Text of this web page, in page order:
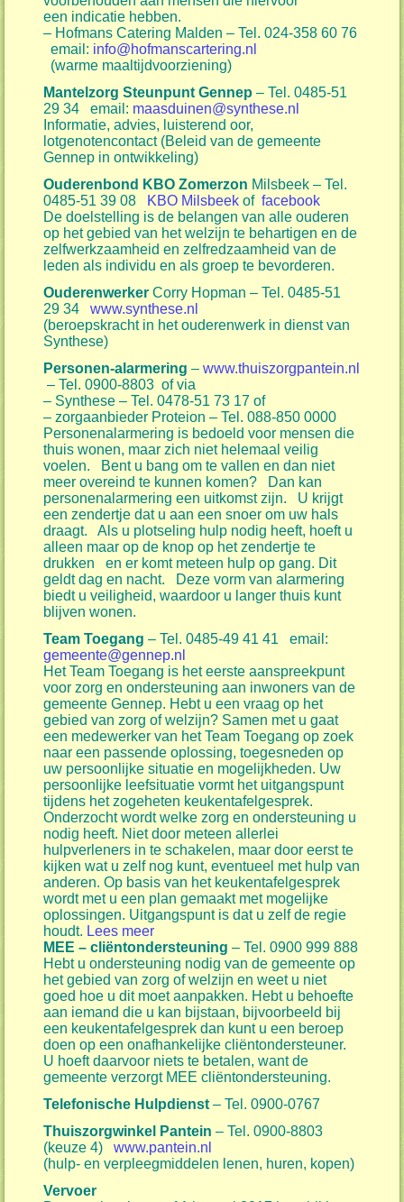
een indicatie hebben.
– Hofmans Catering Malden – Tel. 024-358 60 76
email: info@hofmanscartering.nl
(warme maaltijdvoorziening)
Mantelzorg Steunpunt Gennep – Tel. 0485-51
29 34 email: maasduinen@synthese.nl
Informatie, advies, luisterend oor,
lotgenotencontact (Beleid van de gemeente
Gennep in ontwikkeling)
Ouderenbond KBO Zomerzon Milsbeek – Tel.
0485-51 39 08 KBO Milsbeek offacebook
De doelstelling is de belangen van alle ouderen
op het gebied van het welzijn te behartigen en de
zelfwerkzaamheid en zelfredzaamheid van de
leden als individu en als groep te bevorderen.
Ouderenwerker Corry Hopman – Tel. 0485-51
29 34www.synthese.nl
(beroepskracht in het ouderenwerk in dienst van
Synthese)
Personen-alarmering –www.thuiszorgpantein.nl
– Tel. 0900-8803 of via
– Synthese – Tel. 0478-51 73 17 of
– zorgaanbieder Proteion – Tel. 088-850 0000
Personenalarmering is bedoeld voor mensen die
thuis wonen, maar zich niet helemaal veilig
voelen. Bent u bang om te vallen en dan niet
meer overeind te kunnen komen? Dan kan
personenalarmering een uitkomst zijn. U krijgt
een zendertje dat u aan een snoer om uw hals
draagt. Als u plotseling hulp nodig heeft, hoeft u
alleen maar op de knop op het zendertje te
drukken en er komt meteen hulp op gang. Dit
geldt dag en nacht. Deze vorm van alarmering
biedt u veiligheid, waardoor u langer thuis kunt
blijven wonen.
Team Toegang – Tel. 0485-49 41 41 email:
gemeente@gennep.nl
Het Team Toegang is het eerste aanspreekpunt
voor zorg en ondersteuning aan inwoners van de
gemeente Gennep. Hebt u een vraag op het
gebied van zorg of welzijn? Samen met u gaat
een medewerker van het Team Toegang op zoek
naar een passende oplossing, toegesneden op
uw persoonlijke situatie en mogelijkheden. Uw
persoonlijke leefsituatie vormt het uitgangspunt
tijdens het zogeheten keukentafelgesprek.
Onderzocht wordt welke zorg en ondersteuning u
nodig heeft. Niet door meteen allerlei
hulpverleners in te schakelen, maar door eerst te
kijken wat u zelf nog kunt, eventueel met hulp van
anderen. Op basis van het keukentafelgesprek
wordt met u een plan gemaakt met mogelijke
oplossingen. Uitgangspunt is dat u zelf de regie
houdt. Lees meer
MEE – cliëntondersteuning – Tel. 0900 999 888
Hebt u ondersteuning nodig van de gemeente op
het gebied van zorg of welzijn en weet u niet
goed hoe u dit moet aanpakken. Hebt u behoefte
aan iemand die u kan bijstaan, bijvoorbeeld bij
een keukentafelgesprek dan kunt u een beroep
doen op een onafhankelijke cliëntondersteuner.
U hoeft daarvoor niets te betalen, want de
gemeente verzorgt MEE cliëntondersteuning.
Telefonische Hulpdienst – Tel. 0900-0767
Thuiszorgwinkel Pantein – Tel. 0900-8803
(keuze 4)www.pantein.nl
(hulp- en verpleegmiddelen lenen, huren, kopen)
Vervoer